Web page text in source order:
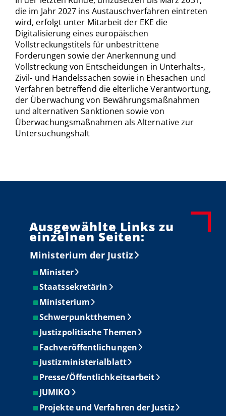
die im Jahr 2027 ins Austauschverfahren eintreten
wird, erfolgt unter Mitarbeit der EKE die
Digitalisierung eines europäischen
Vollstreckungstitels für unbestrittene
Forderungen sowie der Anerkennung und
Vollstreckung von Entscheidungen in Unterhalts-,
Zivil- und Handelssachen sowie in Ehesachen und
Verfahren betreffend die elterliche Verantwortung,
der Überwachung von Bewährungsmaßnahmen
und alternativen Sanktionen sowie von
Überwachungsmaßnahmen als Alternative zur
Untersuchungshaft
Ausgewählte Links zu
einzelnen Seiten:
Ministerium der Justiz
Minister
Staatssekretärin
Ministerium
Schwerpunktthemen
Justizpolitische Themen
Fachveröffentlichungen
Justizministerialblatt
Presse/Öffentlichkeitsarbeit
JUMIKO
Projekte und Verfahren der Justiz